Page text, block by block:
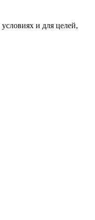
и для целей,